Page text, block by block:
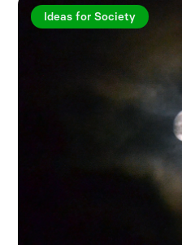
Ideas for Society